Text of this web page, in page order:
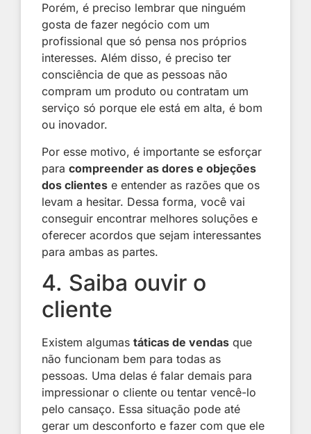
Porém, é preciso lembrar que ninguém
gosta de fazer negócio com um
profissional que só pensa nos próprios
interesses. Além disso, é preciso ter
consciência de que as pessoas não
compram um produto ou contratam um
serviço só porque ele está em alta, é bom
ou inovador.
Por esse motivo, é importante se esforçar
paracompreender as dores e objeções
dos clientes e entender as razões que os
levam a hesitar. Dessa forma, você vai
conseguir encontrar melhores soluções e
oferecer acordos que sejam interessantes
para ambas as partes.
4. Saiba ouvir o
cliente
Existem algumastáticas de vendas que
não funcionam bem para todas as
pessoas. Uma delas é falar demais para
impressionar o cliente ou tentar vencê-lo
pelo cansaço. Essa situação pode até
gerar um desconforto e fazer com que ele